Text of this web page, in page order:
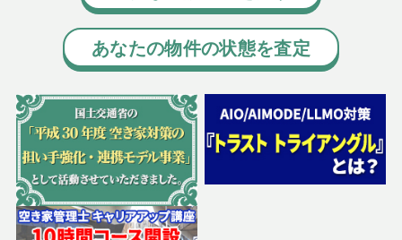
あなたの物件の状態を査定